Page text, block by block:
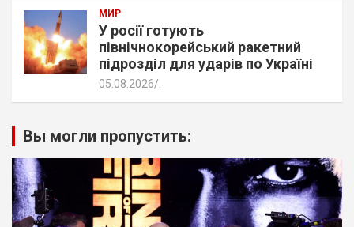
МИР
У росії готують
північнокорейський ракетний
підрозділ для ударів по Україні
05.08.2026
Вы могли пропустить: